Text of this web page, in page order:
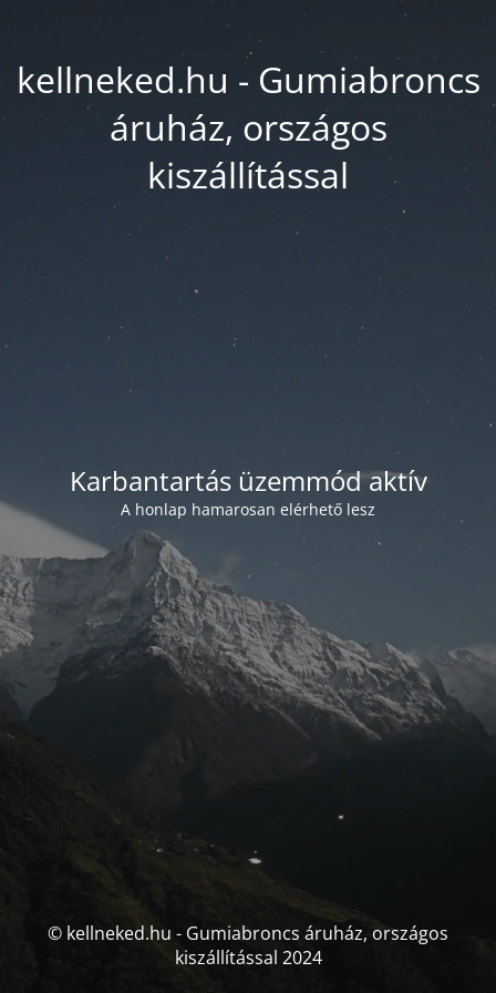
kellneked.hu - Gumiabroncs
áruház, országos
kiszállítással
Karbantartás üzemmód aktív
A honlap hamarosan elérhető lesz
© kellneked.hu - Gumiabroncs áruház, országos
kiszállítással 2024